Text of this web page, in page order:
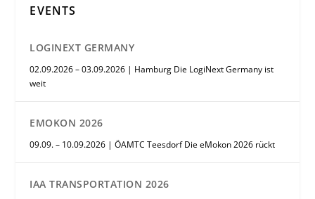
EVENTS
LOGINEXT GERMANY
02.09.2026 – 03.09.2026 | Hamburg Die LogiNext Germany ist
weit
EMOKON 2026
09.09. – 10.09.2026 | ÖAMTC Teesdorf Die eMokon 2026 rückt
IAA TRANSPORTATION 2026